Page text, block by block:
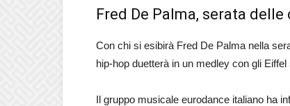
Fred De Palma, serata
Con chi si esibirà Fred De Palma nella
hip-hop duetterà in un medley con gli Eiffel
Il gruppo musicale eurodance italiano ha